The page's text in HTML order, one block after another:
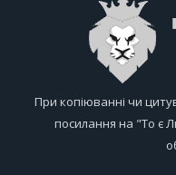
При копіюванні чи
посилання на "То є